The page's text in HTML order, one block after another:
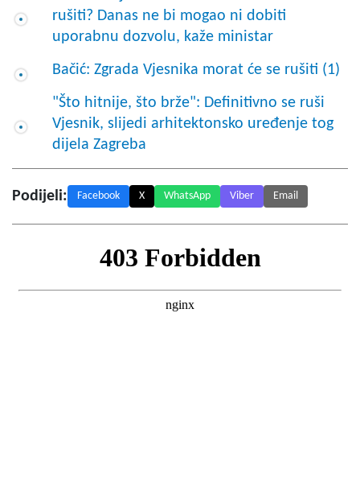
rušiti? Danas ne bi mogao ni dobiti
uporabnu dozvolu, kaže ministar
Bačić: Zgrada Vjesnika morat će se rušiti (1)
"Što hitnije, što brže": Definitivno se ruši
Vjesnik, slijedi arhitektonsko uređenje tog
dijela Zagreba
Podijeli: Facebook X WhatsApp Viber Email